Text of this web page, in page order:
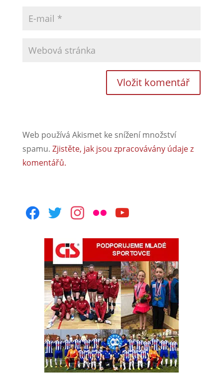
Web používá Akismet ke snížení množství
spamu. Zjistěte, jak jsou zpracovávány údaje z
komentářů.
facebooktwitterinstagram
flickr youtube